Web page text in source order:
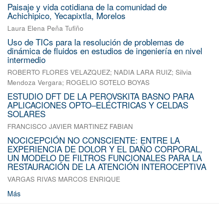
Paisaje y vida cotidiana de la comunidad de
Achichipico, Yecapixtla, Morelos
Laura Elena Peña Tufiño
Uso de TICs para la resolución de problemas de
dinámica de fluidos en estudios de ingeniería en nivel
intermedio
ROBERTO FLORES VELAZQUEZ; NADIA LARA RUIZ; Silvia
Mendoza Vergara; ROGELIO SOTELO BOYAS
ESTUDIO DFT DE LA PEROVSKITA BASNO PARA
APLICACIONES OPTO–ELÉCTRICAS Y CELDAS
SOLARES
FRANCISCO JAVIER MARTINEZ FABIAN
NOCICEPCIÓN NO CONSCIENTE: ENTRE LA
EXPERIENCIA DE DOLOR Y EL DAÑO CORPORAL,
UN MODELO DE FILTROS FUNCIONALES PARA LA
RESTAURACIÓN DE LA ATENCIÓN INTEROCEPTIVA
VARGAS RIVAS MARCOS ENRIQUE
Más